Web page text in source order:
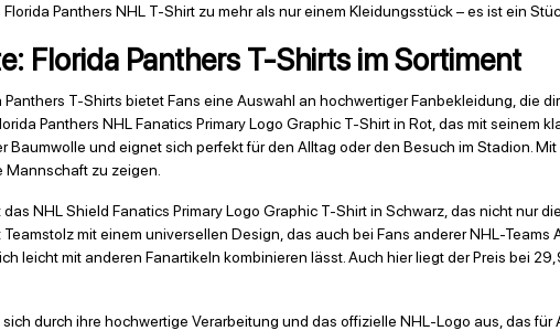
Panthers NHL T-Shirt zu mehr als nur einem Kleidungsstück – es ist ein
Florida Panthers T-Shirts im Sortiment
Panthers T-Shirts bietet Fans eine Auswahl an hochwertiger Fanbekleidung, die
Panthers NHL Fanatics Primary Logo Graphic T-Shirt in Rot, das mit seinem
Baumwolle und eignet sich perfekt für den Alltag oder den Besuch im Stadion.
zu zeigen.
NHL Shield Fanatics Primary Logo Graphic T-Shirt in Schwarz, das nicht nur
mit einem universellen Design, das auch bei Fans anderer NHL-
leicht mit anderen Fanartikeln kombinieren lässt. Auch hier liegt der Preis bei
durch ihre hochwertige Verarbeitung und das offizielle NHL-Logo aus, das